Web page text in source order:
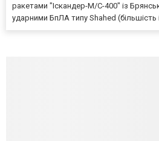
ракетами "Іскандер-М/С-400" із
ударними БпЛА типу Shahed (більшість